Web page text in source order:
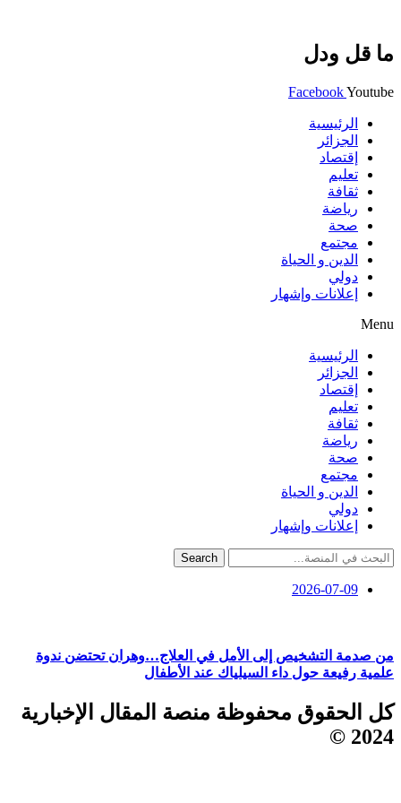
ما قل ودل
FacebookYoutube
الرئيسية
الجزائر
إقتصاد
تعليم
ثقافة
رياضة
صحة
مجتمع
الدين و الحياة
دولي
إعلانات وإشهار
Menu
الرئيسية
الجزائر
إقتصاد
تعليم
ثقافة
رياضة
صحة
مجتمع
الدين و الحياة
دولي
إعلانات وإشهار
Search
2026-07-09
من صدمة التشخيص إلى الأمل في العلاج…وهران تحتضن ندوة
علمية رفيعة حول داء السيلياك عند الأطفال
كل الحقوق محفوظة منصة المقال الإخبارية
2024 ©